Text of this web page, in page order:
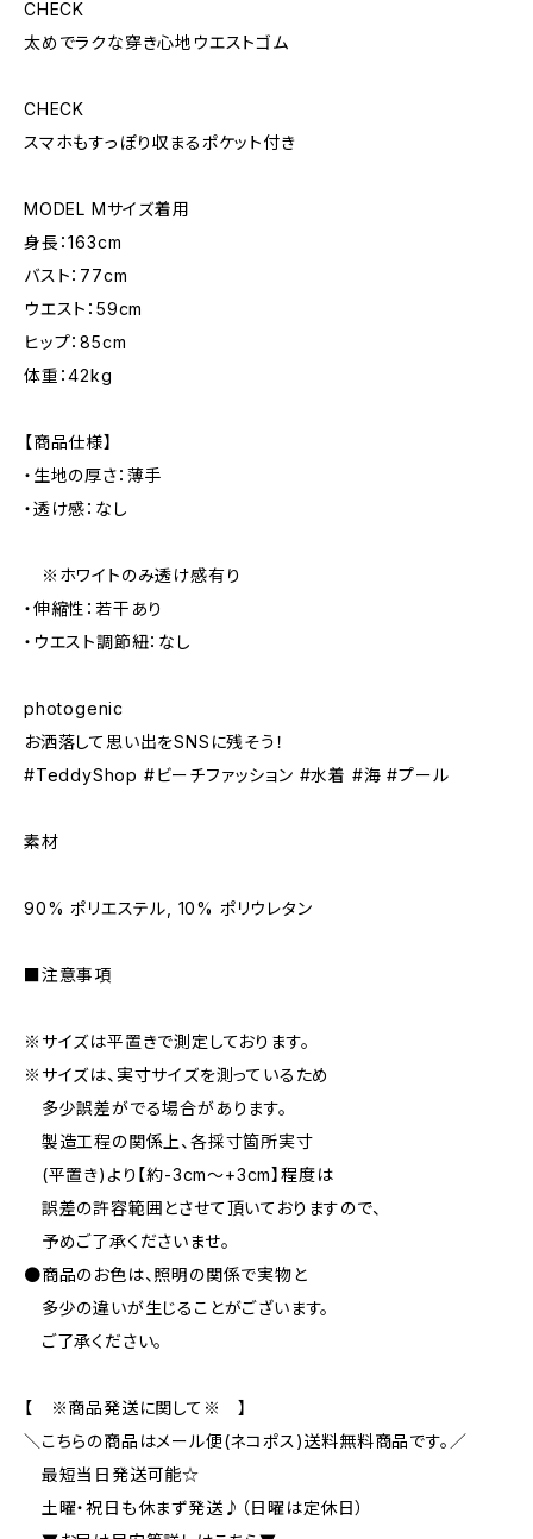
CHECK
太めでラクな穿き心地ウエストゴム
CHECK
スマホもすっぽり収まるポケット付き
MODEL Mサイズ着用
身長：163cm
バスト：77cm
ウエスト：59cm
ヒップ：85cm
体重：42kg
【商品仕様】
・生地の厚さ：薄手
・透け感：なし
※ホワイトのみ透け感有り
・伸縮性：若干あり
・ウエスト調節紐：なし
photogenic
お洒落して思い出をSNSに残そう！
#TeddyShop #ビーチファッション #水着 #海 #プール
素材
90% ポリエステル, 10% ポリウレタン
■注意事項
※サイズは平置きで測定しております。
※サイズは、実寸サイズを測っているため
多少誤差がでる場合があります。
製造工程の関係上、各採寸箇所実寸
(平置き)より【約-3cm〜+3cm】程度は
誤差の許容範囲とさせて頂いておりますので、
予めご了承くださいませ。
●商品のお色は、照明の関係で実物と
多少の違いが生じることがございます。
ご了承ください。
【 ※商品発送に関して※ 】
＼こちらの商品はメール便(ネコポス)送料無料商品です。／
最短当日発送可能☆
土曜・祝日も休まず発送♪（日曜は定休日）